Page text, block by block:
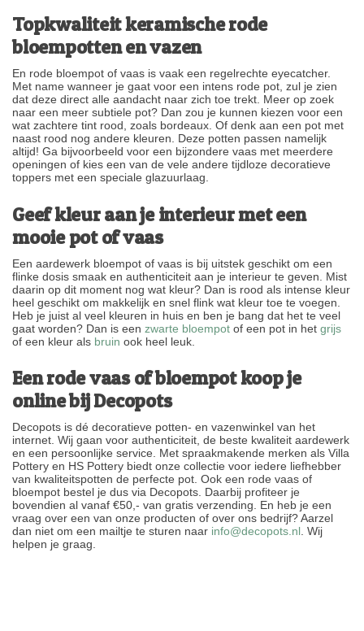
Topkwaliteit keramische rode
bloempotten en vazen
En rode bloempot of vaas is vaak een regelrechte eyecatcher.
Met name wanneer je gaat voor een intens rode pot, zul je zien
dat deze direct alle aandacht naar zich toe trekt. Meer op zoek
naar een meer subtiele pot? Dan zou je kunnen kiezen voor een
wat zachtere tint rood, zoals bordeaux. Of denk aan een pot met
naast rood nog andere kleuren. Deze potten passen namelijk
altijd! Ga bijvoorbeeld voor een bijzondere vaas met meerdere
openingen of kies een van de vele andere tijdloze decoratieve
toppers met een speciale glazuurlaag.
Geef kleur aan je interieur met een
mooie pot of vaas
Een aardewerk bloempot of vaas is bij uitstek geschikt om een
flinke dosis smaak en authenticiteit aan je interieur te geven. Mist
daarin op dit moment nog wat kleur? Dan is rood als intense kleur
heel geschikt om makkelijk en snel flink wat kleur toe te voegen.
Heb je juist al veel kleuren in huis en ben je bang dat het te veel
gaat worden? Dan is een zwarte bloempot of een pot in het grijs
of een kleur als bruin ook heel leuk.
Een rode vaas of bloempot koop je
online bij Decopots
Decopots is dé decoratieve potten- en vazenwinkel van het
internet. Wij gaan voor authenticiteit, de beste kwaliteit aardewerk
en een persoonlijke service. Met spraakmakende merken als Villa
Pottery en HS Pottery biedt onze collectie voor iedere liefhebber
van kwaliteitspotten de perfecte pot. Ook een rode vaas of
bloempot bestel je dus via Decopots. Daarbij profiteer je
bovendien al vanaf €50,- van gratis verzending. En heb je een
vraag over een van onze producten of over ons bedrijf? Aarzel
dan niet om een mailtje te sturen naar info@decopots.nl. Wij
helpen je graag.